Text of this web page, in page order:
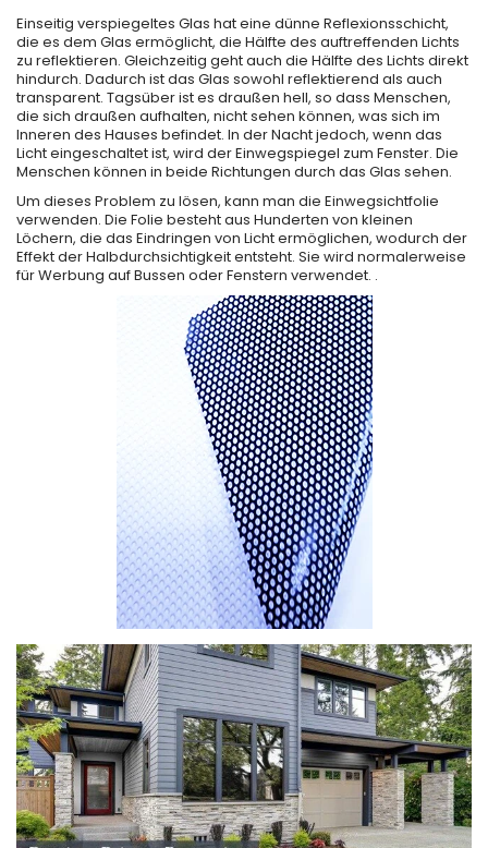
Einseitig verspiegeltes Glas hat eine dünne Reflexionsschicht,
die es dem Glas ermöglicht, die Hälfte des auftreffenden Lichts
zu reflektieren. Gleichzeitig geht auch die Hälfte des Lichts direkt
hindurch. Dadurch ist das Glas sowohl reflektierend als auch
transparent. Tagsüber ist es draußen hell, so dass Menschen,
die sich draußen aufhalten, nicht sehen können, was sich im
Inneren des Hauses befindet. In der Nacht jedoch, wenn das
Licht eingeschaltet ist, wird der Einwegspiegel zum Fenster. Die
Menschen können in beide Richtungen durch das Glas sehen.
Um dieses Problem zu lösen, kann man die Einwegsichtfolie
verwenden. Die Folie besteht aus Hunderten von kleinen
Löchern, die das Eindringen von Licht ermöglichen, wodurch der
Effekt der Halbdurchsichtigkeit entsteht. Sie wird normalerweise
für Werbung auf Bussen oder Fenstern verwendet. .